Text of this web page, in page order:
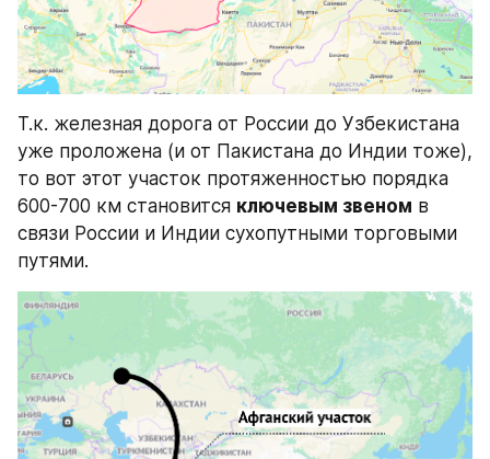
Т.к. железная дорога от России до Узбекистана
уже проложена (и от Пакистана до Индии тоже),
то вот этот участок протяженностью порядка
600-700 км становится ключевым звеном в
связи России и Индии сухопутными торговыми
путями.